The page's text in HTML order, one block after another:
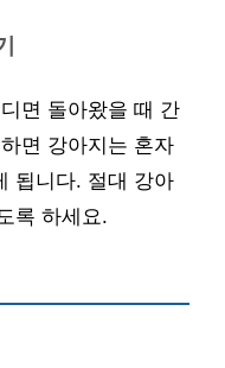
면 돌아왔을 때 간
면 강아지는 혼자
됩니다. 절대 강아
록 하세요.